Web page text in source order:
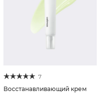
7
Восстанавливающий крем